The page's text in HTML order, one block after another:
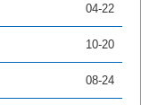
04-22
10-20
08-24